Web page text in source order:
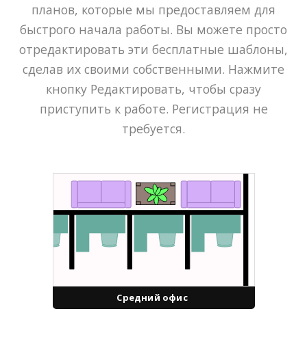
планов, которые мы предоставляем для
быстрого начала работы. Вы можете просто
отредактировать эти бесплатные шаблоны,
сделав их своими собственными. Нажмите
кнопку Редактировать, чтобы сразу
приступить к работе. Регистрация не
требуется.
Средний офис